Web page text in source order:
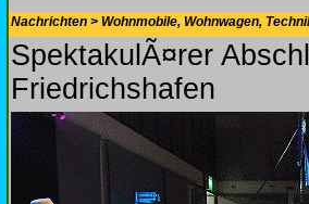
Nachrichten > Wohnmobile, Wohnwagen,
SpektakulÃ¤rer
Friedrichshafen